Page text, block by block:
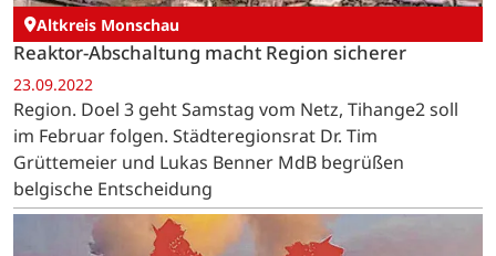
Altkreis Monschau
Reaktor-Abschaltung macht Region sicherer
23.09.2022
Region. Doel 3 geht Samstag vom Netz, Tihange2 soll
im Februar folgen. Städteregionsrat Dr. Tim
Grüttemeier und Lukas Benner MdB begrüßen
belgische Entscheidung